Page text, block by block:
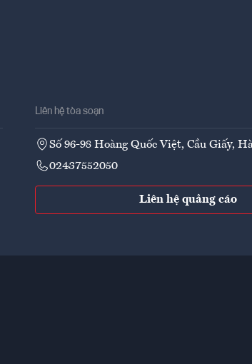
Liên hệ tòa soạn
Số 96-98 Hoàng Quốc Việt, Cầu Giấy,
02437552050
Liên hệ quảng cáo